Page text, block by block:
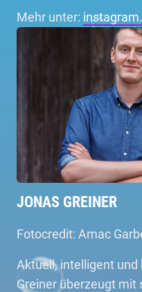
Mehr unter:
JONAS GREINER
Fotocredit: Amac
Aktuell, intelligent
Greiner überzeugt mit